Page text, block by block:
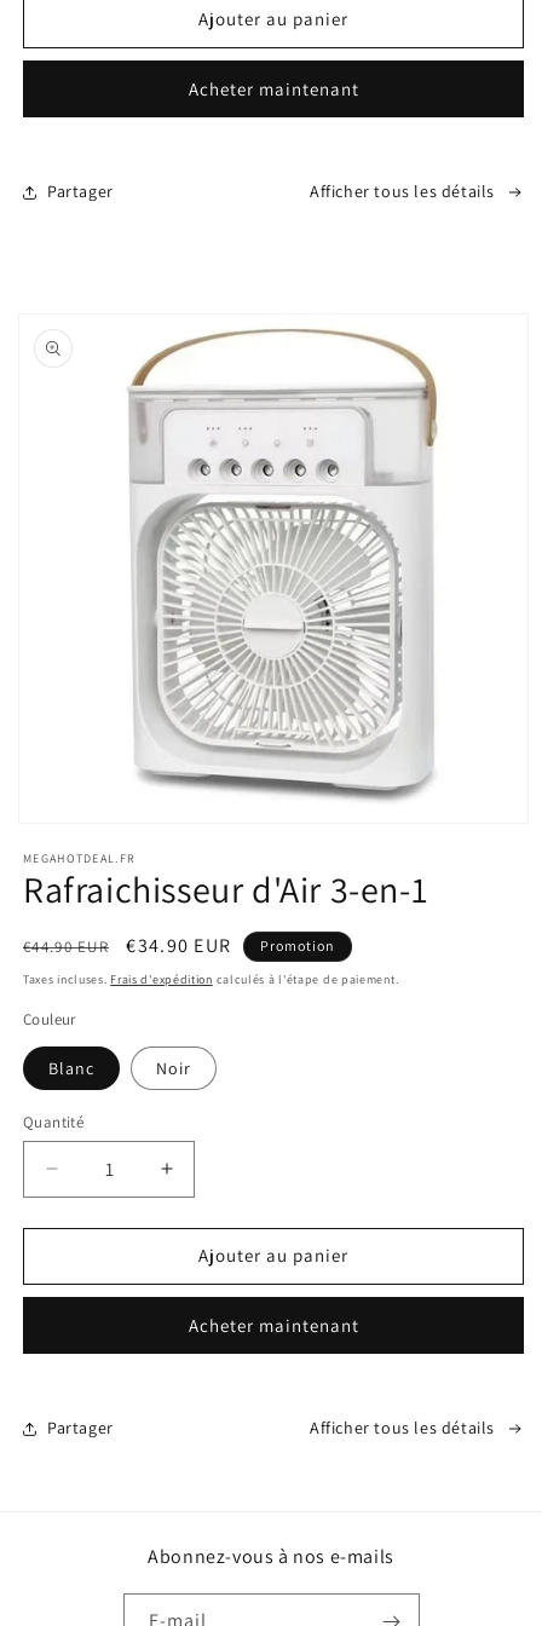
Chocolat
Dubai
Chocolat
Dubai
Ajouter au panier
Acheter maintenant
Partager Afficher tous les détails
informations
produits
média
dans
fenêtre
modale
MEGAHOTDEAL.FR
Rafraichisseur d'Air 3-en-1
Prix
habituel
€44.90 EUR
Prix
promotionnel
€34.90 EUR Promotion
Taxes incluses. Frais d'expédition calculés à l'étape de paiement.
Couleur
Blanc Noir
Quantité
Réduire
la
quantité
Rafraichisseur
en-
Augmenter
la
quantité
Rafraichisseur
en-
Ajouter au panier
Acheter maintenant
Partager Afficher tous les détails
Abonnez-vous à nos e-mails
E-mail